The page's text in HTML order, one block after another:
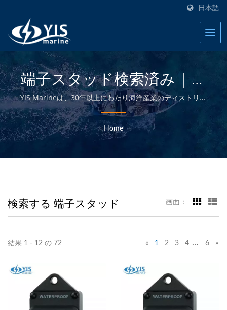
日本語
端子スタッド検索済み | 台
湾の防水スイッチパネル
メーカー | YIS Marine
YIS Marineは、30年以上にわたり海洋産業のディストリビ
ューター、卸売業者、小売業者、ボートビルダーに高品質
の電気および電子製品を提供することに専念しているプロ
フェッショナルな製造業者です。
Home
検索する 端子スタッド 画面：
結果 1 - 12 の 72 « 1 2 3 4 … 6 »